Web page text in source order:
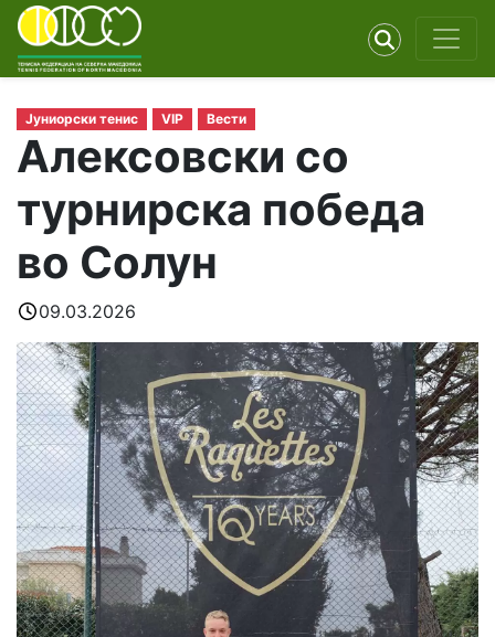
Јуниорски тенис VIP Вести
Алексовски со
турнирска победа
во Солун
09.03.2026